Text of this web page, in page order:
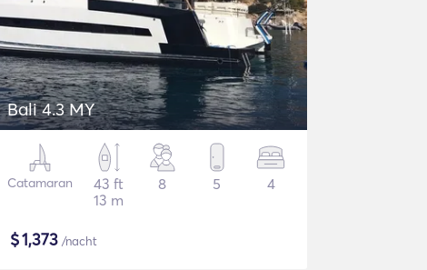
Bali 4.3 MY
Catamaran
43 ft
13 m
8 5 4
$1,373 /nacht